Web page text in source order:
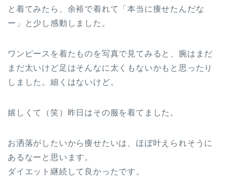
と着てみたら、余裕で着れて「本当に痩せたんだな
ー」と少し感動しました。
ワンピースを着たものを写真で見てみると、腕はまだ
まだ太いけど足はそんなに太くもないかもと思ったり
しました。細くはないけど。
嬉しくて（笑）昨日はその服を着てました。
お洒落がしたいから痩せたいは、ほぼ叶えられそうに
あるなーと思います。
ダイエット継続して良かったです。